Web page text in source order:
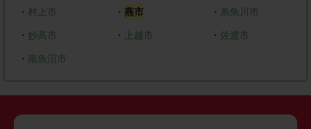
・ 村上市 ・ 燕市 ・ 糸魚川市
・ 妙高市 ・ 上越市 ・ 佐渡市
・ 南魚沼市